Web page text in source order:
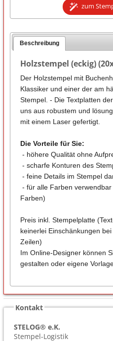
zum
Beschreibung
Holzstempel (eckig)
Der Holzstempel mit
Klassiker und einer der am
Stempel. - Die Textplatten
uns aus robustem und
mit einem Laser gefertigt.
Die Vorteile für Sie:
- höhere Qualität ohne
- scharfe Konturen des
- feine Details im Stempel
- für alle Farben
Farben)
Preis inkl. Stempelplatte
keinerlei Einschänkungen
Zeilen)
Im Online-Designer können
gestalten oder eigene
Kontakt
STELOG® e.K.
Stempel-Logistik